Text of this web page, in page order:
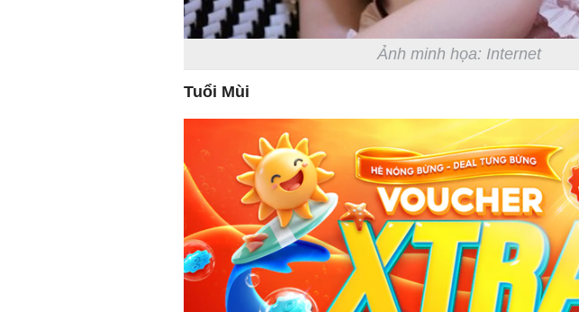
Ảnh minh họa: Internet
Tuổi Mùi